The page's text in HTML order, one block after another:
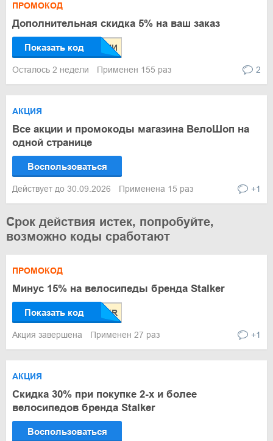
ПРОМОКОД
Дополнительная скидка 5% на ваш заказ
Показать код
Осталось 2 недели Применен 155 раз 2
АКЦИЯ
Все акции и промокоды магазина ВелоШоп на
одной странице
Воспользоваться
Действует до 30.09.2026 Применена 15 раз +1
Срок действия истек, попробуйте,
возможно коды сработают
ПРОМОКОД
Минус 15% на велосипеды бренда Stalker
Показать код
Акция завершена Применен 27 раз +1
АКЦИЯ
Скидка 30% при покупке 2-х и более
велосипедов бренда Stalker
Воспользоваться